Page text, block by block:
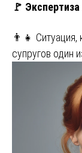
🚩
👨‍👧 Ситуация,
супругов один